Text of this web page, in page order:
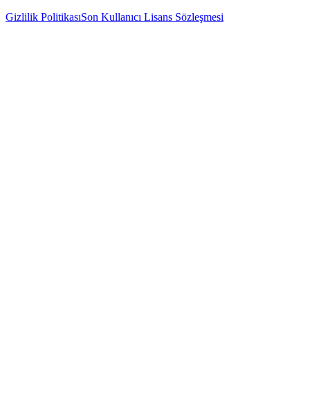
Gizlilik PolitikasıSon Kullanıcı Lisans Sözleşmesi